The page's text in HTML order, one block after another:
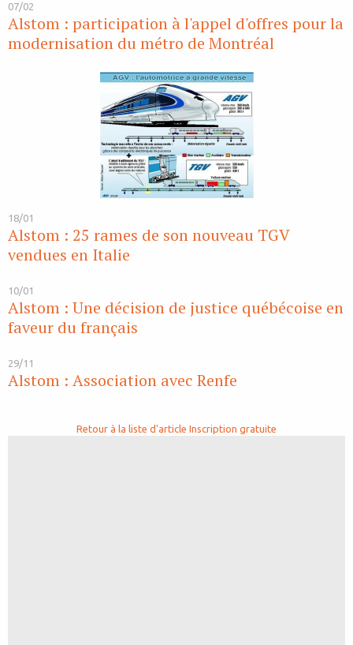
07/02
Alstom : participation à l'appel d'offres pour la
modernisation du métro de Montréal
18/01
Alstom : 25 rames de son nouveau TGV
vendues en Italie
10/01
Alstom : Une décision de justice québécoise en
faveur du français
29/11
Alstom : Association avec Renfe
Retour à la liste d'article Inscription gratuite